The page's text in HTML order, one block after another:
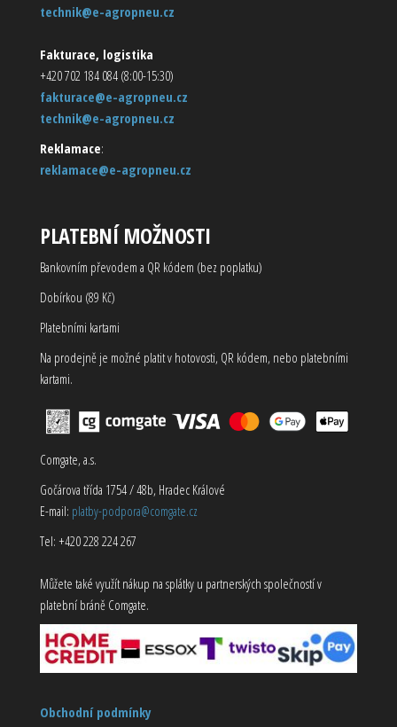
technik@e-agropneu.cz
Fakturace, logistika
+420 702 184 084 (8:00-15:30)
fakturace@e-agropneu.cz
technik@e-agropneu.cz
Reklamace:
reklamace@e-agropneu.cz
PLATEBNÍ MOŽNOSTI
Bankovním převodem a QR kódem (bez poplatku)
Dobírkou (89 Kč)
Platebními kartami
Na prodejně je možné platit v hotovosti, QR kódem, nebo platebními
kartami.
Comgate, a.s.
Gočárova třída 1754 / 48b, Hradec Králové
E-mail: platby-podpora@comgate.cz
Tel: +420 228 224 267
Můžete také využít nákup na splátky u partnerských společností v
platební bráně Comgate.
Obchodní podmínky